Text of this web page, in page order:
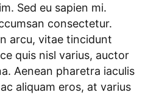
Sed eu sapien mi.
consectetur.
arcu, vitae tincidunt
quis nisl varius, auctor
Aenean pharetra iaculis
aliquam eros, at varius